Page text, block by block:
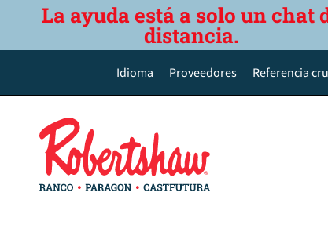
La ayuda está a solo un chat
distancia.
Idioma
Deutsch
Español de México
Português do Brasil
Proveedores Referencia